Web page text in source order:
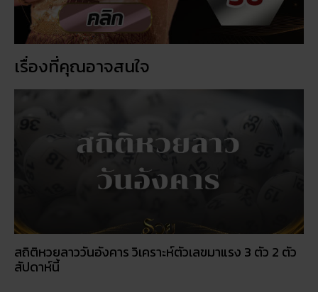
เรื่องที่คุณอาจสนใจ
สถิติหวยลาววันอังคาร วิเคราะห์ตัวเลขมาแรง 3 ตัว 2 ตัว
สัปดาห์นี้